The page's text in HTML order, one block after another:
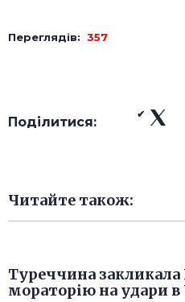
Переглядів: 357
Поділитися:
Читайте також:
Туреччина закликала
мораторію на удари